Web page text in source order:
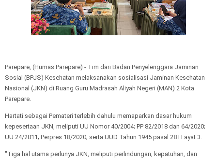
Parepare, (Humas Parepare) - Tim dari Badan Penyelenggara Jaminan
Sosial (BPJS) Kesehatan melaksanakan sosialisasi Jaminan Kesehatan
Nasional (JKN) di Ruang Guru Madrasah Aliyah Negeri (MAN) 2 Kota
Parepare.
Hartati sebagai Pemateri terlebih dahulu memaparkan dasar hukum
kepesertaan JKN, meliputi UU Nomor 40/2004; PP 82/2018 dan 64/2020;
UU 24/2011; Perpres 18/2020; serta UUD Tahun 1945 pasal 28 H ayat 3.
"Tiga hal utama perlunya JKN, meliputi perlindungan, kepatuhan, dan